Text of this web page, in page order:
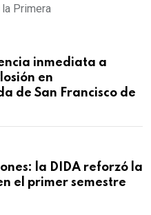
Primera
inmediata a
en
de San Francisco de
la DIDA reforzó la
el primer semestre